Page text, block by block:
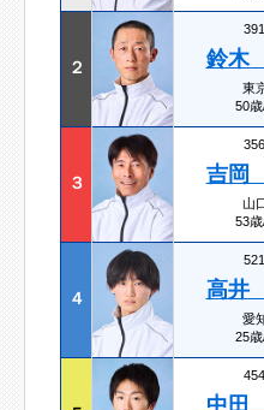
２ 鈴
東
50
３ 吉
山
53
４ 高
愛
25
中